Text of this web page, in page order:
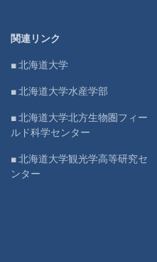
関連リンク
■ 北海道大学
■ 北海道大学水産学部
■ 北海道大学北方生物圏フィー
ルド科学センター
■ 北海道大学観光学高等研究セ
ンター